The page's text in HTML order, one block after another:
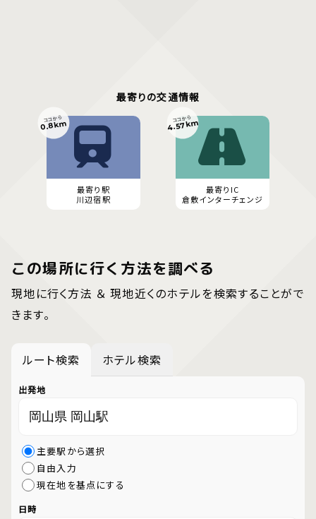
最寄りの交通情報
最寄り駅
川辺宿駅
ココから
0.8km
最寄りIC
倉敷インターチェンジ
ココから
4.57km
この場所に行く方法を調べる
現地に行く方法 ＆ 現地近くのホテルを検索することがで
きます。
ルート検索 ホテル検索
出発地
主要駅から選択
自由入力
現在地を基点にする
日時